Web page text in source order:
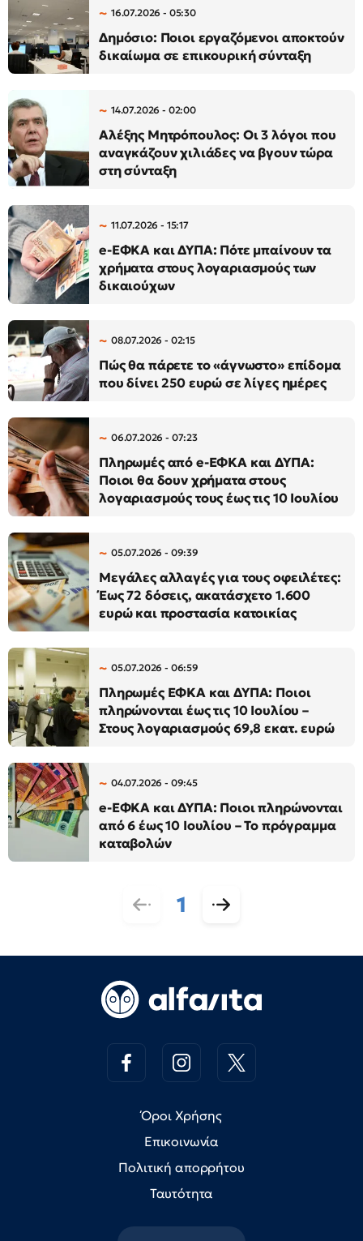
16.07.2026 - 05:30
Δημόσιο: Ποιοι εργαζόμενοι αποκτούν
δικαίωμα σε επικουρική σύνταξη
14.07.2026 - 02:00
Αλέξης Μητρόπουλος: Οι 3 λόγοι που
αναγκάζουν χιλιάδες να βγουν τώρα
στη σύνταξη
11.07.2026 - 15:17
e-ΕΦΚΑ και ΔΥΠΑ: Πότε μπαίνουν τα
χρήματα στους λογαριασμούς των
δικαιούχων
08.07.2026 - 02:15
Πώς θα πάρετε το «άγνωστο» επίδομα
που δίνει 250 ευρώ σε λίγες ημέρες
06.07.2026 - 07:23
Πληρωμές από e-ΕΦΚΑ και ΔΥΠΑ:
Ποιοι θα δουν χρήματα στους
λογαριασμούς τους έως τις 10 Ιουλίου
05.07.2026 - 09:39
Μεγάλες αλλαγές για τους οφειλέτες:
Έως 72 δόσεις, ακατάσχετο 1.600
ευρώ και προστασία κατοικίας
05.07.2026 - 06:59
Πληρωμές ΕΦΚΑ και ΔΥΠΑ: Ποιοι
πληρώνονται έως τις 10 Ιουλίου –
Στους λογαριασμούς 69,8 εκατ. ευρώ
04.07.2026 - 09:45
e-ΕΦΚΑ και ΔΥΠΑ: Ποιοι πληρώνονται
από 6 έως 10 Ιουλίου – Το πρόγραμμα
καταβολών
1
Όροι Χρήσης
Επικοινωνία
Πολιτική απορρήτου
Ταυτότητα